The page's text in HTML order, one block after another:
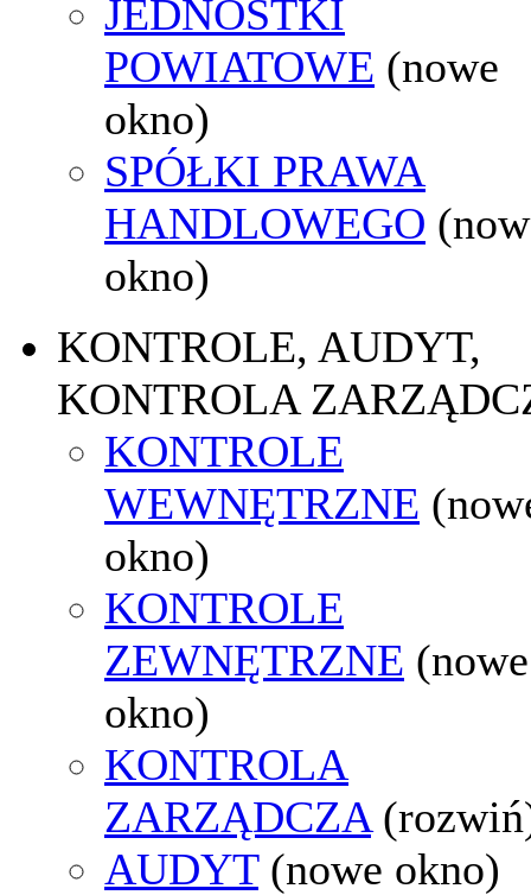
JEDNOSTKI
POWIATOWE (nowe
okno)
SPÓŁKI PRAWA
HANDLOWEGO
okno)
KONTROLE, AUDYT,
KONTROLA
KONTROLE
WEWNĘTRZNE
okno)
KONTROLE
ZEWNĘTRZNE (nowe
okno)
KONTROLA
ZARZĄDCZA
AUDYT (nowe okno)